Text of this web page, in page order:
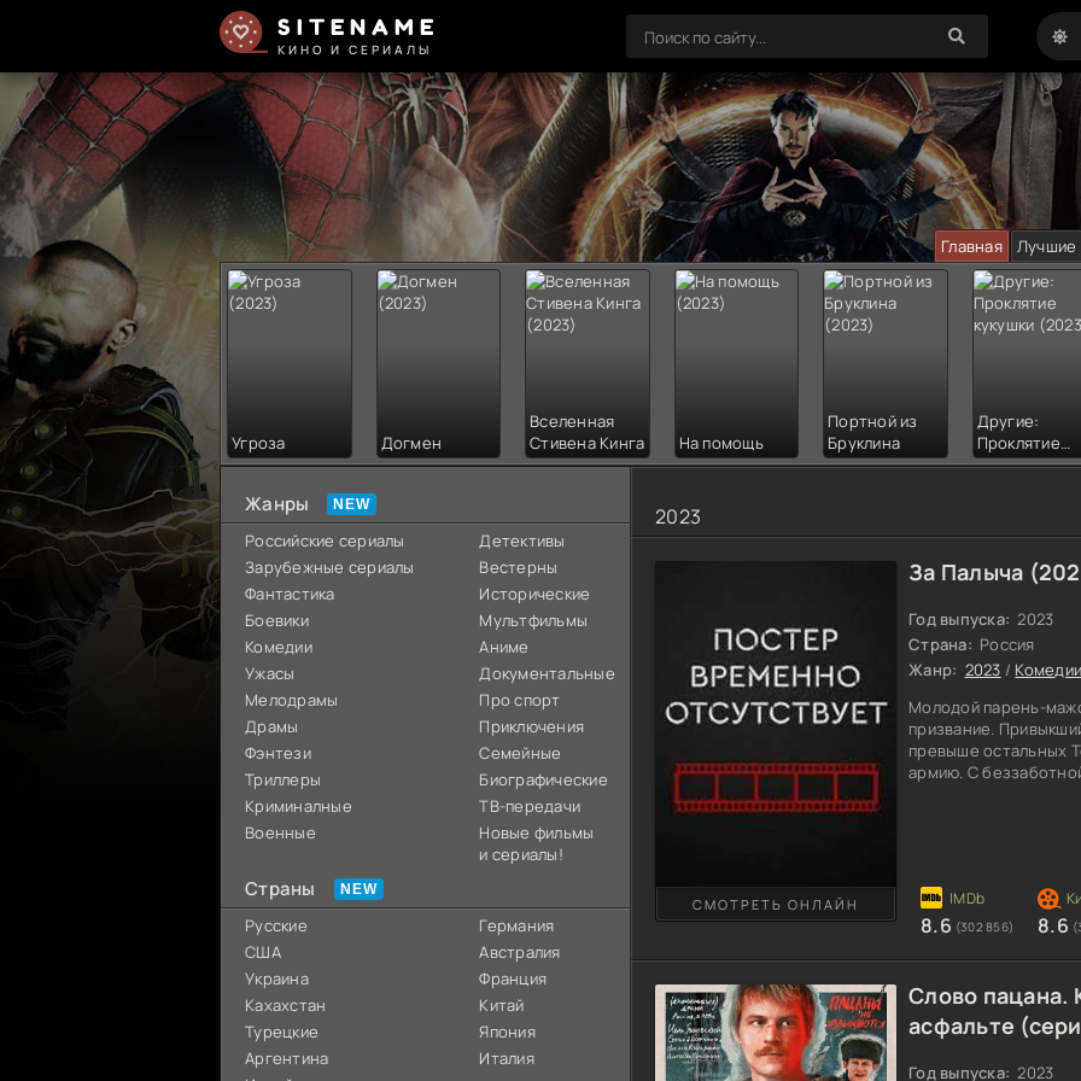
SITENAME
КИНО И СЕРИАЛЫ
Главная Лучшие
Угроза Догмен
Вселенная
Стивена Кинга
На помощь
Портной из
Бруклина
Другие:
Проклятие
кукушки
Жанры
Российские сериалы
Зарубежные сериалы
Фантастика
Боевики
Комедии
Ужасы
Мелодрамы
Драмы
Фэнтези
Триллеры
Криминалные
Военные
Детективы
Вестерны
Исторические
Мультфильмы
Аниме
Документальные
Про спорт
Приключения
Семейные
Биографические
ТВ-передачи
Новые фильмы
и сериалы!
Страны
Русские
США
Украина
Кахахстан
Турецкие
Аргентина
Германия
Австралия
Франция
Китай
Япония
Италия
2023
За Палыча
Год выпуска: 2023
Страна: Россия
Жанр: 2023 / Комедии
Молодой парень-
призвание.
превыше остальных
армию. С
Василий Павлович из-
СМОТРЕТЬ ОНЛАЙН
8.6 (302 856) 8.6
Слово пацана.
асфальте
Год выпуска: 2023